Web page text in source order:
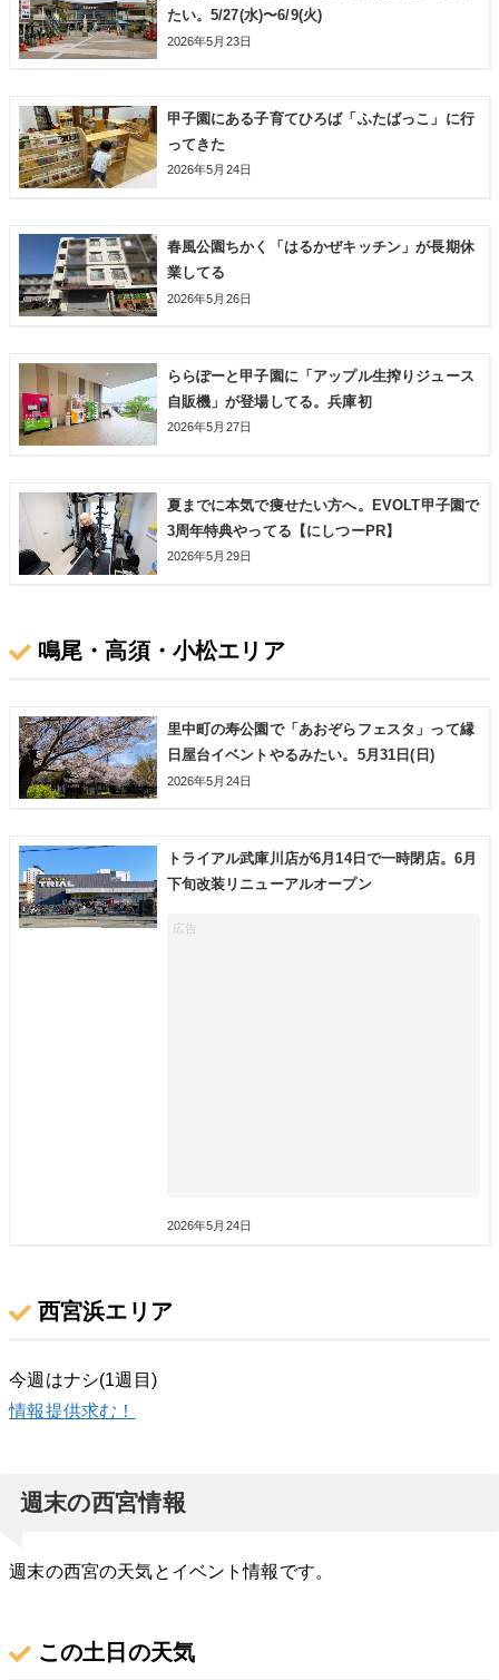
たい。5/27(水)〜6/9(火)
2026年5月23日
甲子園にある子育てひろば「ふたばっこ」に行
ってきた
2026年5月24日
春風公園ちかく「はるかぜキッチン」が長期休
業してる
2026年5月26日
ららぽーと甲子園に「アップル生搾りジュース
自販機」が登場してる。兵庫初
2026年5月27日
夏までに本気で痩せたい方へ。EVOLT甲子園で
3周年特典やってる【にしつーPR】
2026年5月29日
鳴尾・高須・小松エリア
里中町の寿公園で「あおぞらフェスタ」って縁
日屋台イベントやるみたい。5月31日(日)
2026年5月24日
トライアル武庫川店が6月14日で一時閉店。6月
下旬改装リニューアルオープン
2026年5月24日
西宮浜エリア
今週はナシ(1週目)
情報提供求む！
週末の西宮情報
週末の西宮の天気とイベント情報です。
この土日の天気